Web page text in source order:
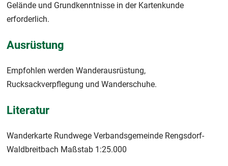
Gelände und Grundkenntnisse in der Kartenkunde
erforderlich.
Ausrüstung
Empfohlen werden Wanderausrüstung,
Rucksackverpflegung und Wanderschuhe.
Literatur
Wanderkarte Rundwege Verbandsgemeinde Rengsdorf-
Waldbreitbach Maßstab 1:25.000